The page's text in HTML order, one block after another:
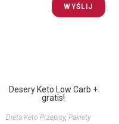
Dieta Keto Przepisy,Pakiety